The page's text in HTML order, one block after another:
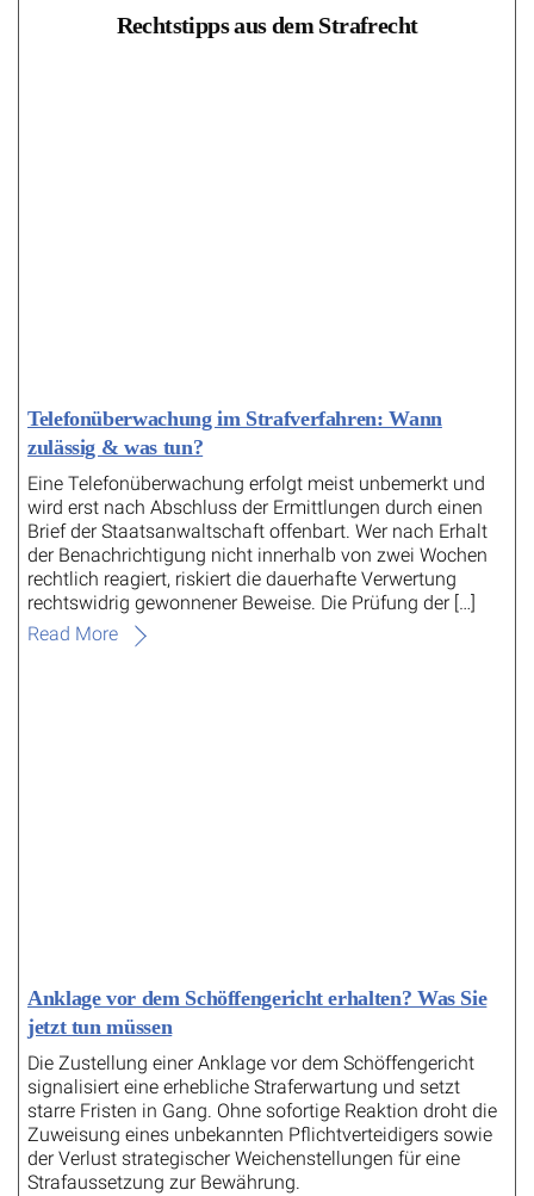
Rechtstipps aus dem Strafrecht
Telefonüberwachung im Strafverfahren: Wann
zulässig & was tun?
Eine Telefonüberwachung erfolgt meist unbemerkt und
wird erst nach Abschluss der Ermittlungen durch einen
Brief der Staatsanwaltschaft offenbart. Wer nach Erhalt
der Benachrichtigung nicht innerhalb von zwei Wochen
rechtlich reagiert, riskiert die dauerhafte Verwertung
rechtswidrig gewonnener Beweise. Die Prüfung der […]
Read More
Anklage vor dem Schöffengericht erhalten? Was Sie
jetzt tun müssen
Die Zustellung einer Anklage vor dem Schöffengericht
signalisiert eine erhebliche Straferwartung und setzt
starre Fristen in Gang. Ohne sofortige Reaktion droht die
Zuweisung eines unbekannten Pflichtverteidigers sowie
der Verlust strategischer Weichenstellungen für eine
Strafaussetzung zur Bewährung.